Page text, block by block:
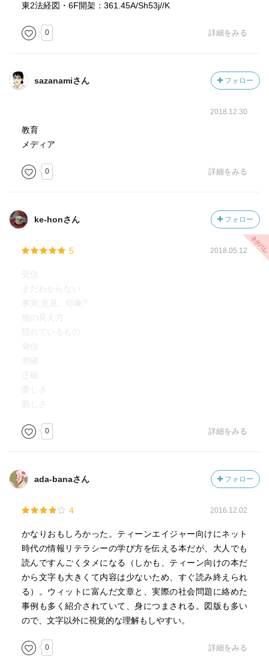
東2法経図・6F開架：361.45A/Sh53j//K
0 詳細をみる
sazanamiさん フォロー
2018.12.30
教育
メディア
0 詳細をみる
ke-honさん フォロー
5 2018.05.12
受信
まだわからない
事実,意見、印象?
他の見え方
隠れているもの
発信
明確
正確
優しさ
易しさ
0 詳細をみる
ada-banaさん フォロー
4 2016.12.02
かなりおもしろかった。ティーンエイジャー向けにネット
時代の情報リテラシーの学び方を伝える本だが、大人でも
読んですんごくタメになる（しかも、ティーン向けの本だ
から文字も大きくて内容は少ないため、すぐ読み終えられ
る）。ウィットに富んだ文章と、実際の社会問題に絡めた
事例も多く紹介されていて、身につまされる。図版も多い
ので、文字以外に視覚的な理解もしやすい。
0 詳細をみる